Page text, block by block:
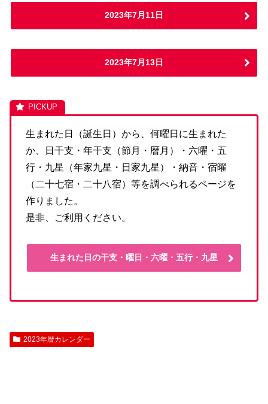
2023年7月11日
2023年7月13日
生まれた日（誕生日）から、何曜日に生まれた
か、日干支・年干支（節月・暦月）・六曜・五
行・九星（年家九星・日家九星）・納音・宿曜
（二十七宿・二十八宿）等を調べられるページを
作りました。
是非、ご利用ください。
生まれた日の干支・曜日・六曜・五行・九星
2023年暦カレンダー